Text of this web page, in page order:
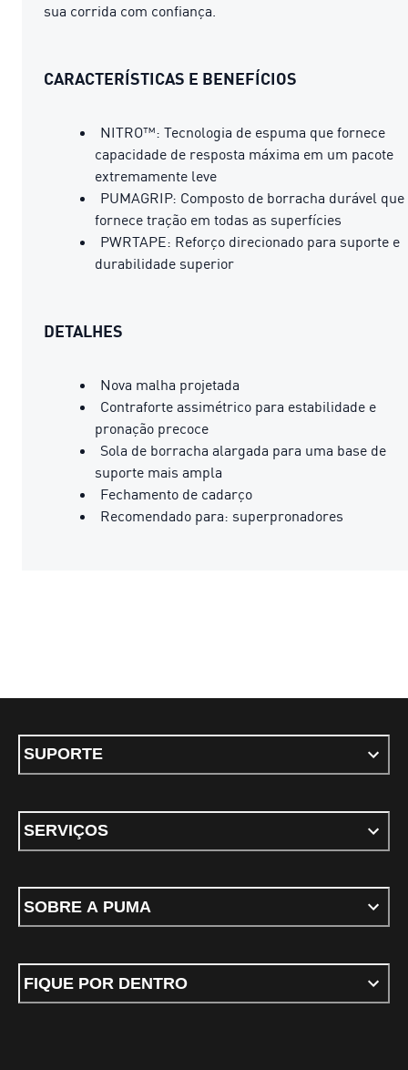
sua corrida com confiança.
CARACTERÍSTICAS E BENEFÍCIOS
NITRO™: Tecnologia de espuma que fornece
capacidade de resposta máxima em um pacote
extremamente leve
PUMAGRIP: Composto de borracha durável que
fornece tração em todas as superfícies
PWRTAPE: Reforço direcionado para suporte e
durabilidade superior
DETALHES
Nova malha projetada
Contraforte assimétrico para estabilidade e
pronação precoce
Sola de borracha alargada para uma base de
suporte mais ampla
Fechamento de cadarço
Recomendado para: superpronadores
SUPORTE
SERVIÇOS
SOBRE A PUMA
FIQUE POR DENTRO